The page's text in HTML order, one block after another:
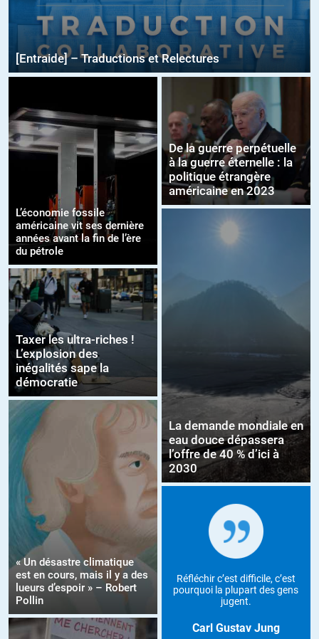
[Entraide] – Traductions et Relectures
L’économie fossile
américaine vit ses dernière
années avant la fin de l’ère
du pétrole
Taxer les ultra-riches !
L’explosion des
inégalités sape la
démocratie
« Un désastre climatique
est en cours, mais il y a des
lueurs d’espoir » – Robert
Pollin
De la guerre perpétuelle
à la guerre éternelle : la
politique étrangère
américaine en 2023
La demande mondiale en
eau douce dépassera
l’offre de 40 % d’ici à
2030
Réfléchir c’est difficile, c’est
pourquoi la plupart des gens
jugent.
Carl Gustav Jung